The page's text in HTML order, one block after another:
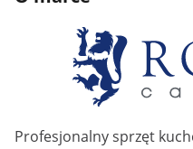
Profesjonalny sprzęt